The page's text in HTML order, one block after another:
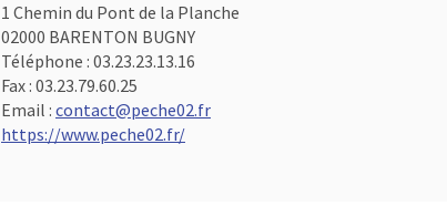
1 Chemin du Pont de la Planche
02000 BARENTON BUGNY
Téléphone : 03.23.23.13.16
Fax : 03.23.79.60.25
Email : contact@peche02.fr
https://www.peche02.fr/